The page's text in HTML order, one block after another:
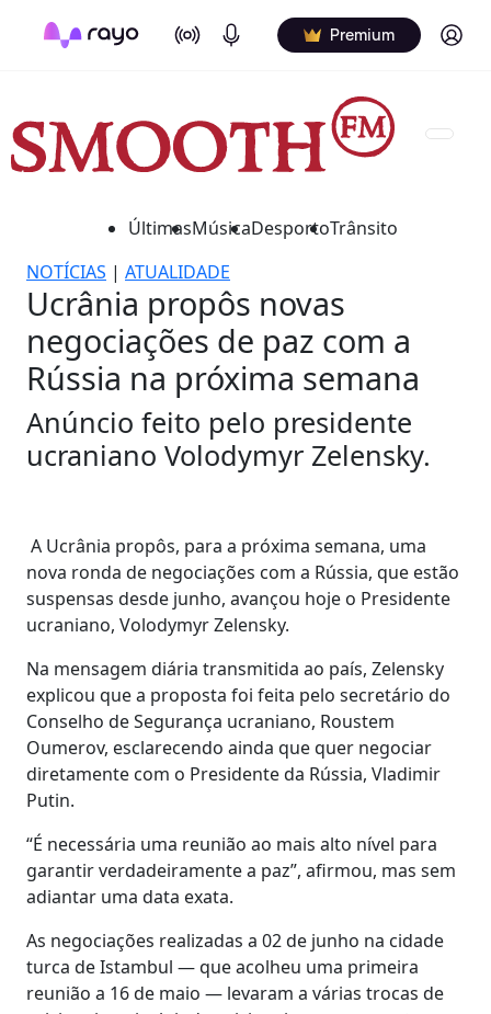
On Air Podcasts Premium Log in
ÚltimasMúsicaDesportoTrânsito
NOTÍCIAS | ATUALIDADE
Ucrânia propôs novas
negociações de paz com a
Rússia na próxima semana
Anúncio feito pelo presidente
ucraniano Volodymyr Zelensky.
A Ucrânia propôs, para a próxima semana, uma
nova ronda de negociações com a Rússia, que estão
suspensas desde junho, avançou hoje o Presidente
ucraniano, Volodymyr Zelensky.
Na mensagem diária transmitida ao país, Zelensky
explicou que a proposta foi feita pelo secretário do
Conselho de Segurança ucraniano, Roustem
Oumerov, esclarecendo ainda que quer negociar
diretamente com o Presidente da Rússia, Vladimir
Putin.
“É necessária uma reunião ao mais alto nível para
garantir verdadeiramente a paz”, afirmou, mas sem
adiantar uma data exata.
As negociações realizadas a 02 de junho na cidade
turca de Istambul — que acolheu uma primeira
reunião a 16 de maio — levaram a várias trocas de